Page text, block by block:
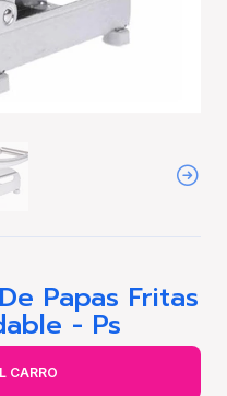
Papas Fritas
- Ps
CARRO